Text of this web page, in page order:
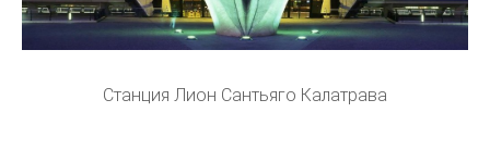
Станция Лион Сантьяго Калатрава